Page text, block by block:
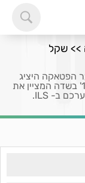
>> שקל
הפטאקה היציג
היום בשקלים. להצגת השער העדכני השאירו '1' בשדה המציין את